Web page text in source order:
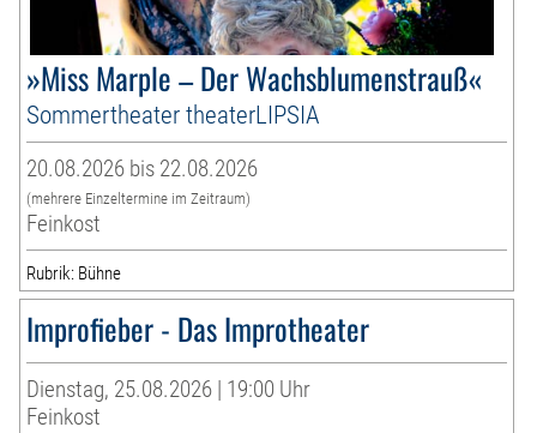
»Miss Marple – Der Wachsblumenstrauß«
Sommertheater theaterLIPSIA
20.08.2026 bis 22.08.2026
(mehrere Einzeltermine im Zeitraum)
Feinkost
Rubrik: Bühne
Improfieber - Das Improtheater
Dienstag, 25.08.2026 | 19:00 Uhr
Feinkost